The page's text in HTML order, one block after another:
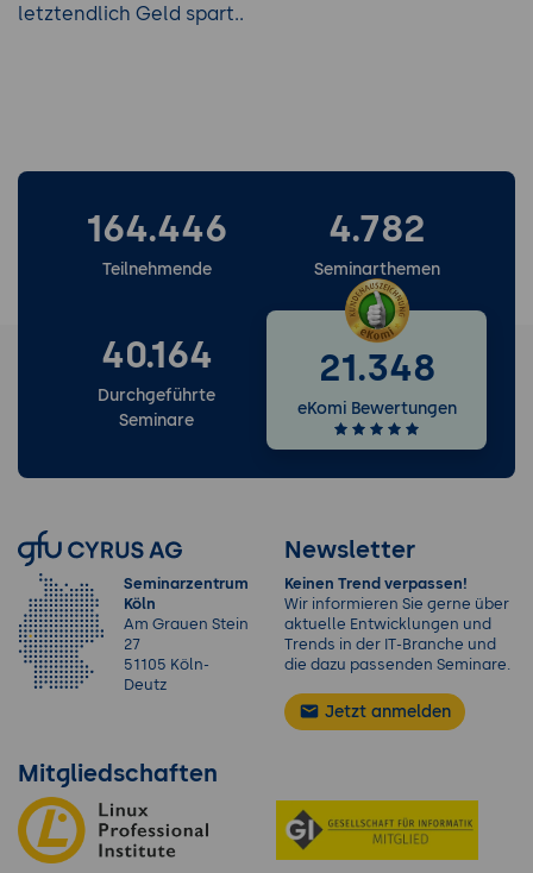
letztendlich Geld spart..
164.446
Teilnehmende
4.782
Seminarthemen
40.164
Durchgeführte
Seminare
21.348
eKomi Bewertungen
Seminarzentrum
Köln
Am Grauen Stein
27
51105 Köln-
Deutz
Newsletter
Keinen Trend verpassen!
Wir informieren Sie gerne über
aktuelle Entwicklungen und
Trends in der IT-Branche und
die dazu passenden Seminare.
Jetzt anmelden
Mitgliedschaften